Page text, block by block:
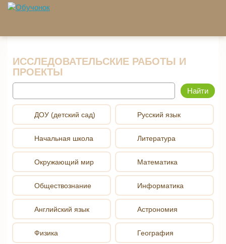
Перейти к основному содержанию
ИССЛЕДОВАТЕЛЬСКИЕ РАБОТЫ И
ПРОЕКТЫ
ДОУ (детский сад)
Начальная школа
Окружающий мир
Обществознание
Английский язык
Русский язык
Литература
Математика
Информатика
Астрономия
Физика География